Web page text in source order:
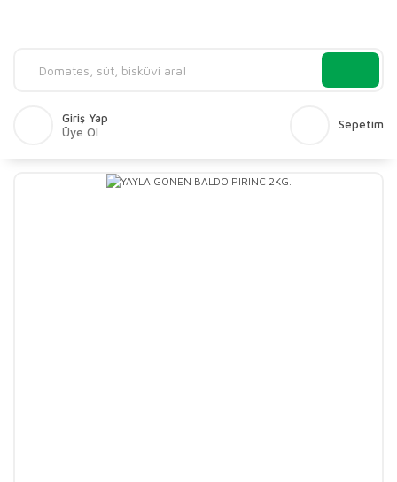
Giriş Yap
Üye Ol
Sepetim